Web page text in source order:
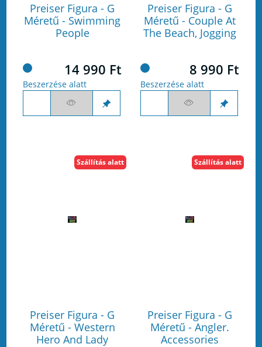
Preiser Figura - G
Méretű - Swimming
People
14 990 Ft
Beszerzése alatt
Preiser Figura - G
Méretű - Couple At
The Beach, Jogging
8 990 Ft
Beszerzése alatt
Preiser Figura - G
Méretű - Western
Hero And Lady
Szállítás alatt
Preiser Figura - G
Méretű - Angler.
Accessories
Szállítás alatt